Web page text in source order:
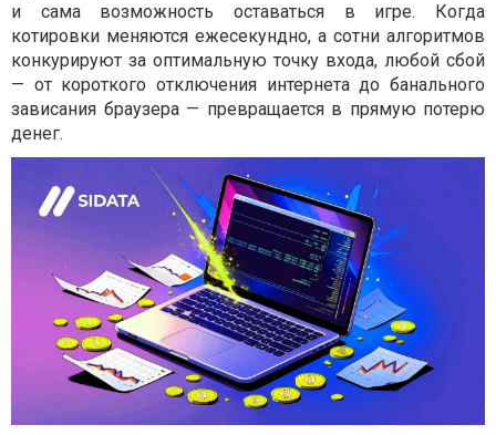
и сама возможность оставаться в игре. Когда
котировки меняются ежесекундно, а сотни алгоритмов
конкурируют за оптимальную точку входа, любой сбой
— от короткого отключения интернета до банального
зависания браузера — превращается в прямую потерю
денег.